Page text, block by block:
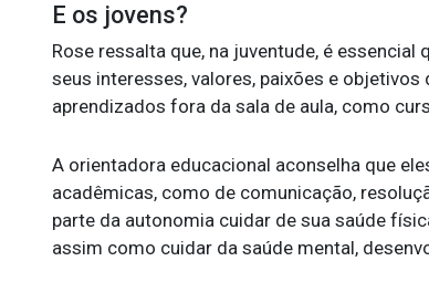
E os jovens?
Rose ressalta que, na juventude, é
seus interesses, valores, paixões e
aprendizados fora da sala de aula, como
A orientadora educacional aconselha que
acadêmicas, como de comunicação,
parte da autonomia cuidar de sua saúde
assim como cuidar da saúde mental,